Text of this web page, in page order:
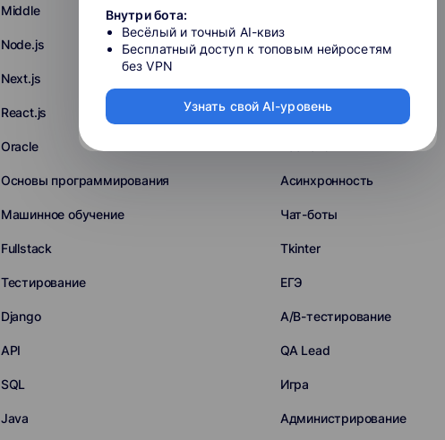
Middle
Node.js Vue.js
Next.js
React.js Nuxt
Oracle
Основы программирования Асинхронность
Машинное обучение Чат-боты
Fullstack Tkinter
Тестирование ЕГЭ
Django A/B-тестирование
API QA Lead
SQL Игра
Java Администрирование
Внутри бота:
Весёлый и точный AI-квиз
Бесплатный доступ к топовым нейросетям
без VPN
Узнать свой AI-уровень